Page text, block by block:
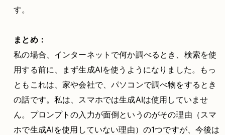
す。
まとめ：
私の場合、インターネットで何か調べるとき、検索を使
用する前に、まず生成AIを使うようになりました。もっ
ともこれは、家や会社で、パソコンで調べ物をするとき
の話です。私は、スマホでは生成AIは使用していませ
ん。プロンプトの入力が面倒というのがその理由（スマ
ホで生成AIを使用していない理由）の1つですが、今後は